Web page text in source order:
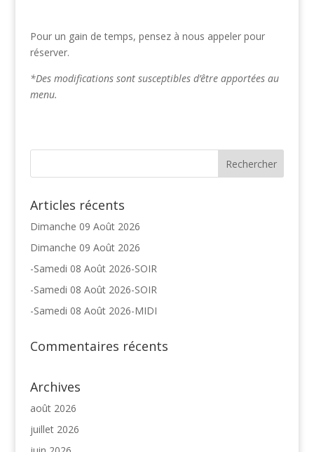
Pour un gain de temps, pensez à nous appeler pour
réserver.
*Des modifications sont susceptibles d’être apportées au
menu.
Articles récents
Dimanche 09 Août 2026
Dimanche 09 Août 2026
-Samedi 08 Août 2026-SOIR
-Samedi 08 Août 2026-SOIR
-Samedi 08 Août 2026-MIDI
Commentaires récents
Archives
août 2026
juillet 2026